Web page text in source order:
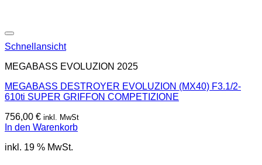
Schnellansicht
MEGABASS EVOLUZION 2025
MEGABASS DESTROYER EVOLUZION (MX40) F3.1/2-
610ti SUPER GRIFFON COMPETIZIONE
756,00 € inkl. MwSt
In den Warenkorb
inkl. 19 % MwSt.